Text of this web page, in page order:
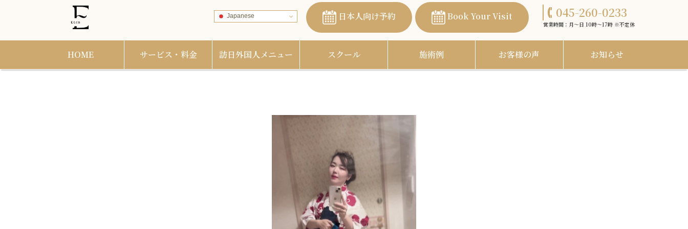
Japanese 日本人向け予約 Book Your Visit 045-260-0233
営業時間：月〜日 10時〜17時 ※不定休
HOME サービス・料金 訪日外国人メニュー スクール 施術例 お客様の声 お知らせ